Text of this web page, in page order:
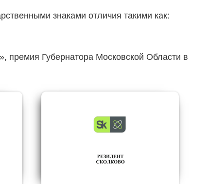
знаками отличия такими как:
Губернатора Московской Области в